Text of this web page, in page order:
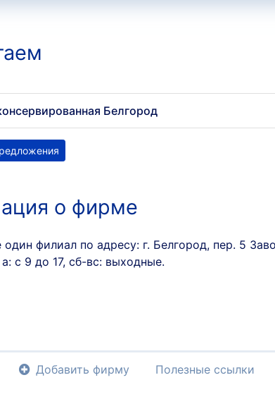
Белгород
о фирме
филиал по адресу: г. Белгород, пер. 5
с 9 до 17, сб-вс: выходные.
Добавить фирму Полезные ссылки